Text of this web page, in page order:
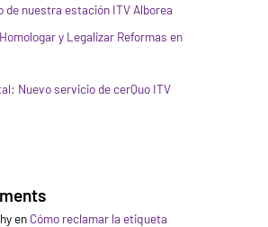
de nuestra estación ITV Alborea
y Legalizar Reformas en
Nuevo servicio de cerQuo ITV
en Cómo reclamar la etiqueta